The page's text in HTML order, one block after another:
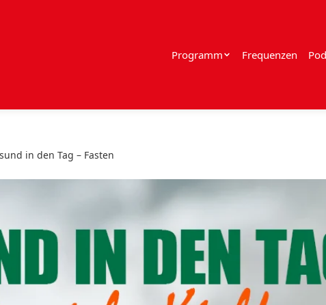
Programm Frequenzen
in den Tag – Fasten